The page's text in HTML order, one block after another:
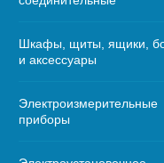
Шкафы, щиты, ящики,
и аксессуары
Электроизмерительные
приборы